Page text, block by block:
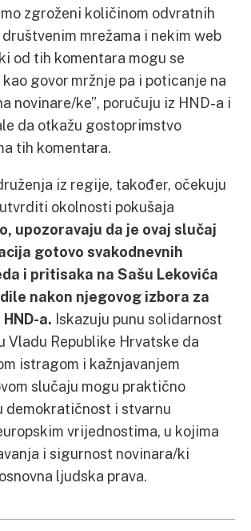
zgroženi količinom odvratnih
mrežama i nekim web
od tih komentara mogu se
govor mržnje pa i poticanje na
novinare/ke”, poručuju iz HND-a i
da otkažu gostoprimstvo
tih komentara.
iz regije, također, očekuju
okolnosti pokušaja
upozoravaju da je ovaj slučaj
gotovo svakodnevnih
i pritisaka na Sašu Lekovića
nakon njegovog izbora za
a. Iskazuju punu solidarnost
Vladu Republike Hrvatske da
istragom i kažnjavanjem
slučaju mogu praktično
demokratičnost i stvarnu
vrijednostima, u kojima
i sigurnost novinara/ki
ljudska prava.